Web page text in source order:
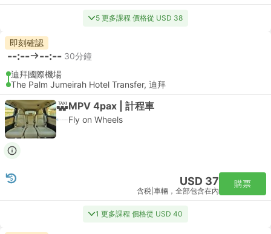
5 更多課程 價格從 USD 38
即刻確認
--:-- --:-- 30分鐘
迪拜國際機場
The Palm Jumeirah Hotel Transfer, 迪拜
MPV 4pax | 計程車
Fly on Wheels
USD 37
含税 車輛，全部包含在內
購票
1 更多課程 價格從 USD 40